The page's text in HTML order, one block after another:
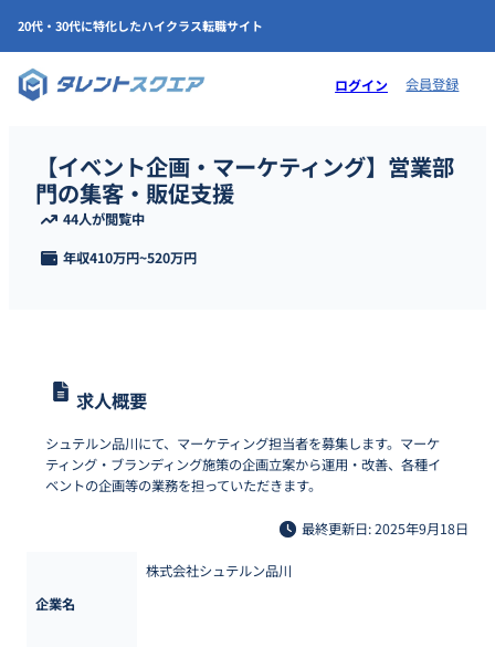
20代・30代に特化したハイクラス転職サイト
ログイン 会員登録
【イベント企画・マーケティング】営業部
門の集客・販促支援
44人が閲覧中
年収410万円~520万円
求人概要
シュテルン品川にて、マーケティング担当者を募集します。マーケ
ティング・ブランディング施策の企画立案から運用・改善、各種イ
ベントの企画等の業務を担っていただきます。
最終更新日: 2025年9月18日
企業名
株式会社シュテルン品川